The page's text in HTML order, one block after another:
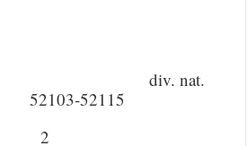
nat.
52115
73 2